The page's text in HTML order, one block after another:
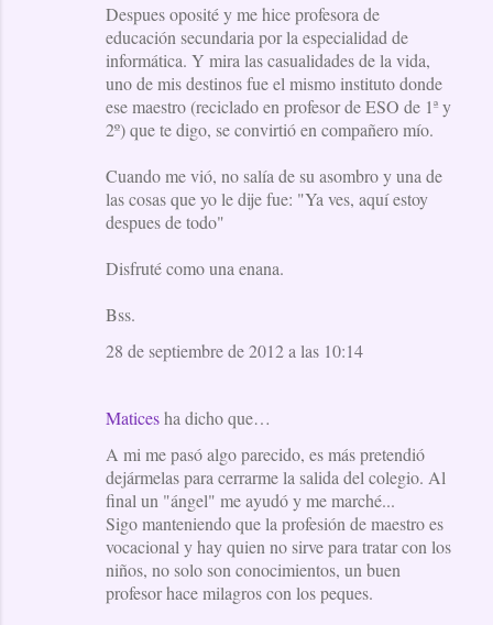
Despues oposité y me hice profesora de
educación secundaria por la especialidad de
informática. Y mira las casualidades de la vida,
uno de mis destinos fue el mismo instituto donde
ese maestro (reciclado en profesor de ESO de 1ª y
2º) que te digo, se convirtió en compañero mío.
Cuando me vió, no salía de su asombro y una de
las cosas que yo le dije fue: "Ya ves, aquí estoy
despues de todo"
Disfruté como una enana.
Bss.
28 de septiembre de 2012 a las 10:14
Maticesha dicho que…
A mi me pasó algo parecido, es más pretendió
dejármelas para cerrarme la salida del colegio. Al
final un "ángel" me ayudó y me marché...
Sigo manteniendo que la profesión de maestro es
vocacional y hay quien no sirve para tratar con los
niños, no solo son conocimientos, un buen
profesor hace milagros con los peques.